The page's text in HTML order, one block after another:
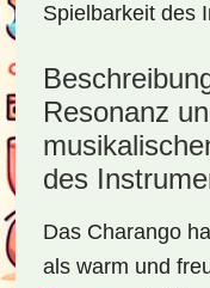
Spielbarkeit des
Resonanz
des
Das Charango
als warm und